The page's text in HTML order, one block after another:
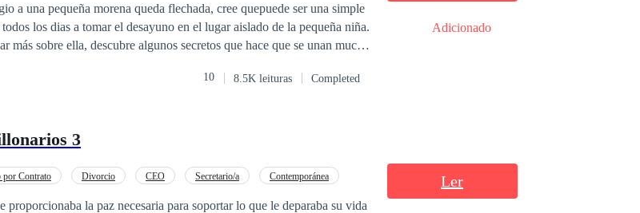
a una pequeña morena queda flechada, cree quepuede ser una simple
los dias a tomar el desayuno en el lugar aislado de la pequeña niña.
más sobre ella, descubre algunos secretos que hace que se unan mucho
10 8.5K leituras Completed
Adicionado
3
Contrato Divorcio CEO Secretario/a
Contemporánea
proporcionaba la paz necesaria para soportar lo que le deparaba su vida
Ler